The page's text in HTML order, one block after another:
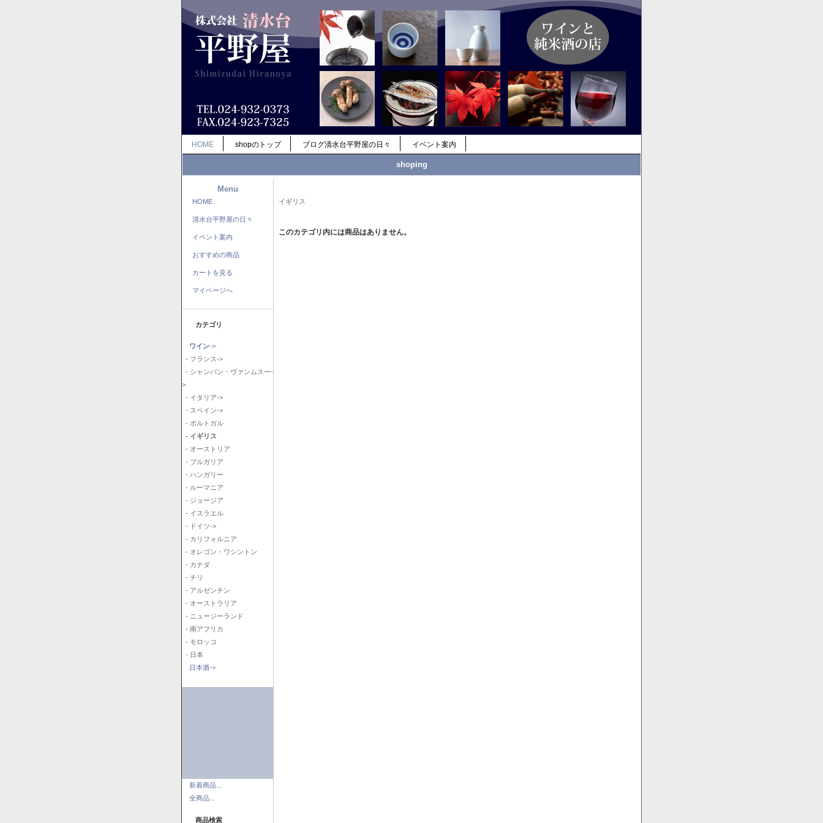
HOME shopのトップ ブログ清水台平野屋の日々 イベント案内
shoping
Menu
HOME
清水台平野屋の日々
イベント案内
おすすめの商品
カートを見る
マイページへ
カテゴリ
ワイン->
- フランス->
- シャンパン・ヴァンムスー-
>
- イタリア->
- スペイン->
- ポルトガル
- イギリス
- オーストリア
- ブルガリア
- ハンガリー
- ルーマニア
- ジョージア
- イスラエル
- ドイツ->
- カリフォルニア
- オレゴン・ワシントン
- カナダ
- チリ
- アルゼンチン
- オーストラリア
- ニュージーランド
- 南アフリカ
- モロッコ
- 日本
日本酒->
新着商品...
全商品...
商品検索
イギリス
このカテゴリ内には商品はありません。